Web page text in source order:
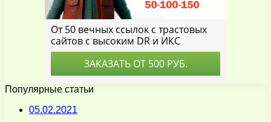
Популярные статьи
05.02.2021